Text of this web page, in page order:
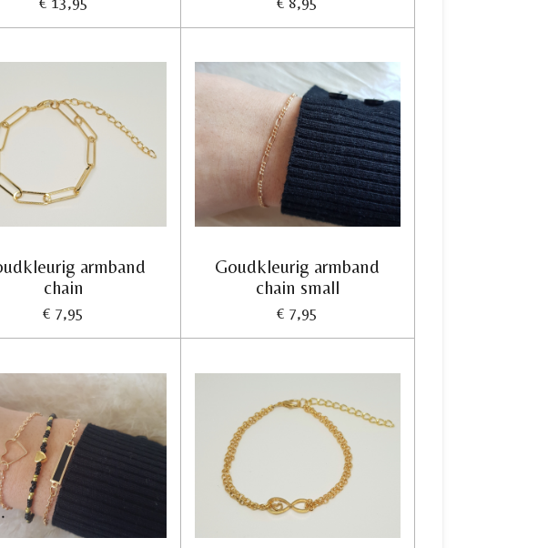
armband
chain
€ 7,95
Goudkleurig armband
chain small
€ 7,95